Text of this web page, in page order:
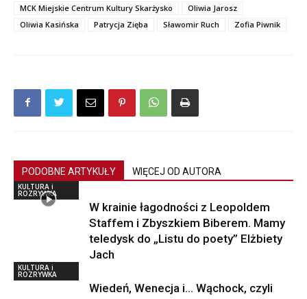
MCK Miejskie Centrum Kultury Skarżysko
Oliwia Jarosz
Oliwia Kasińska
Patrycja Zięba Sławomir Ruch Zofia Piwnik
PODOBNE ARTYKUŁY WIĘCEJ OD AUTORA
KULTURA i
ROZRYWKA
W krainie łagodności z Leopoldem
Staffem i Zbyszkiem Biberem. Mamy
teledysk do „Listu do poety” Elżbiety
Jach
KULTURA i
ROZRYWKA
Wiedeń, Wenecja i… Wąchock, czyli